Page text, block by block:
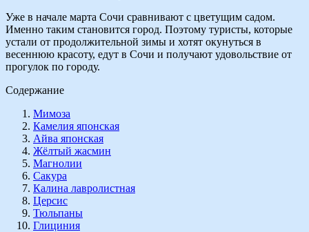
Уже в начале марта Сочи сравнивают с цветущим садом.
Именно таким становится город. Поэтому туристы, которые
устали от продолжительной зимы и хотят окунуться в
весеннюю красоту, едут в Сочи и получают удовольствие от
прогулок по городу.
Содержание
Мимоза
Камелия японская
Айва японская
Жёлтый жасмин
Магнолии
Сакура
Калина лавролистная
Церсис
Тюльпаны
Глициния